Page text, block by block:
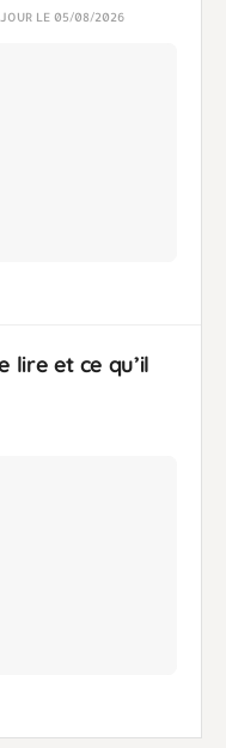
LE 05/08/2026
lire et ce qu’il